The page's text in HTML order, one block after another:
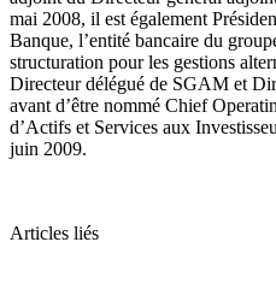
mai 2008, il est également
Banque, l’entité bancaire du
structuration pour les gestions
Directeur délégué de SGAM et
avant d’être nommé Chief
d’Actifs et Services aux
juin 2009.
Articles liés